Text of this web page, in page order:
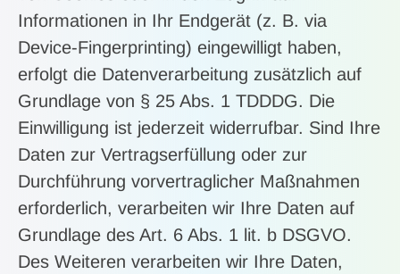
Informationen in Ihr Endgerät (z. B. via
Device-Fingerprinting) eingewilligt haben,
erfolgt die Datenverarbeitung zusätzlich auf
Grundlage von § 25 Abs. 1 TDDDG. Die
Einwilligung ist jederzeit widerrufbar. Sind Ihre
Daten zur Vertragserfüllung oder zur
Durchführung vorvertraglicher Maßnahmen
erforderlich, verarbeiten wir Ihre Daten auf
Grundlage des Art. 6 Abs. 1 lit. b DSGVO.
Des Weiteren verarbeiten wir Ihre Daten,